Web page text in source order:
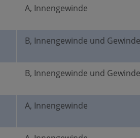
A, Innengewinde
B, Innengewinde und
B, Innengewinde und
A, Innengewinde